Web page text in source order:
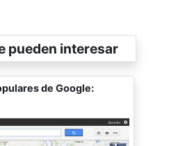
pueden interesar
de Google: